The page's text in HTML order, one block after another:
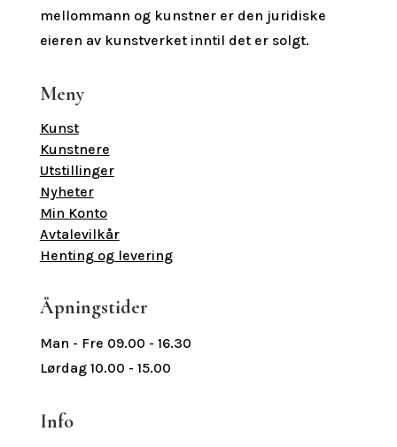
mellommann og kunstner er den juridiske
eieren av kunstverket inntil det er solgt.
Meny
Kunst
Kunstnere
Utstillinger
Nyheter
Min Konto
Avtalevilkår
Henting og levering
Åpningstider
Man - Fre 09.00 - 16.30
Lørdag 10.00 - 15.00
Info